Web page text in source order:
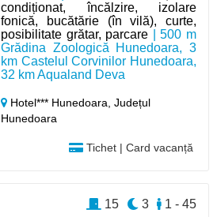
condiționat, încălzire, izolare
fonică, bucătărie (în vilă), curte,
posibilitate grătar, parcare | 500 m
Grădina Zoologică Hunedoara, 3
km Castelul Corvinilor Hunedoara,
32 km Aqualand Deva
Hotel*** Hunedoara,Județul
Hunedoara
Tichet | Card vacanță
1 - 45
3
15